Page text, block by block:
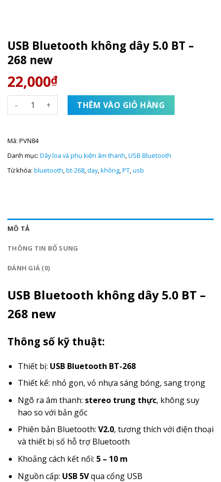
USB Bluetooth không dây 5.0 BT –
268 new
22,000₫
USB Bluetooth không dây 5.0 BT - 268 new số lượng
THÊM VÀO GIỎ HÀNG
Mã: PVN84
Danh mục: Dây loa và phụ kiện âm thanh,USB Bluetooth
Từ khóa: bluetooth,bt-268,day,không,PT,usb
MÔ TẢ
THÔNG TIN BỔ SUNG
ĐÁNH GIÁ (0)
USB Bluetooth không dây 5.0 BT –
268 new
Thông số kỹ thuật:
Thiết bị: USB Bluetooth BT-268
Thiết kế: nhỏ gọn, vỏ nhựa sáng bóng, sang trọng
Ngõ ra âm thanh: stereo trung thực, không suy
hao so với bản gốc
Phiên bản Bluetooth: V2.0, tương thích với điện thoại
và thiết bị số hỗ trợ Bluetooth
Khoảng cách kết nối: 5 – 10 m
Nguồn cấp: USB 5Vqua cổng USB